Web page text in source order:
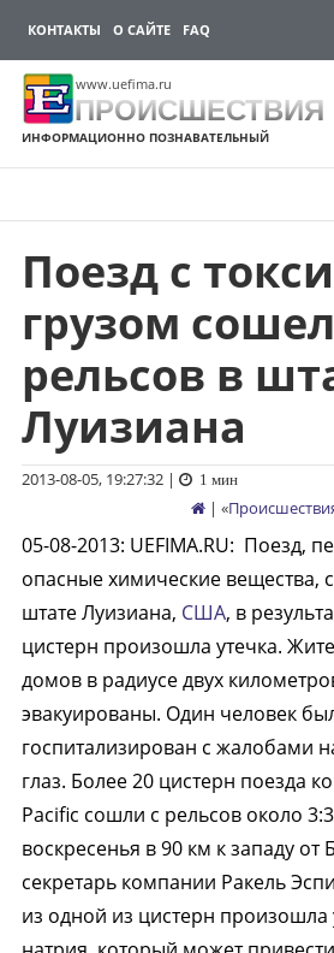
КОНТАКТЫ О САЙТЕ FAQ
www.uefima.ru
ПРОИСШЕСТВИЯ
ИНФОРМАЦИОННО ПОЗНАВАТЕЛЬНЫЙ
Перейти
содержимому
Поезд с
грузом
рельсов в
Луизиана
2013-08-05, 19:27:32| 1 мин
| «
05-08-2013: UEFIMA.RU: Поезд,
опасные химические вещества,
штате Луизиана, США, в
цистерн произошла утечка.
домов в радиусе двух
эвакуированы. Один человек
госпитализирован с жалобами
глаз. Более 20 цистерн поезда
Pacific сошли с рельсов около
воскресенья в 90 км к западу от
секретарь компании Ракель
из одной из цистерн произошла